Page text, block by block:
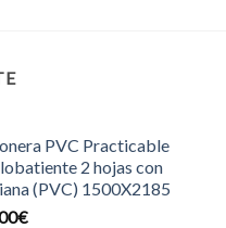
PVC Practicable
2 hojas con
(PVC) 1500X2185
€